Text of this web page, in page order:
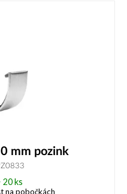
mm pozink
20 ks
na pobočkách